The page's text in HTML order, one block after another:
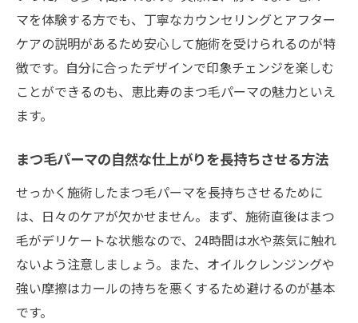
マを体験する方でも、丁寧なカウンセリングとアフター
ケアの説明があるため安心して施術を受けられるのが特
徴です。自分に合ったデザインで印象チェンジを楽しむ
ことができるのも、恵比寿のまつ毛パーマの魅力といえ
ます。
まつ毛パーマの自然な仕上がりを長持ちさせる方法
せっかく施術したまつ毛パーマを長持ちさせるために
は、日々のケアが欠かせません。まず、施術直後はまつ
毛がデリケートな状態なので、24時間は水や蒸気に触れ
ないよう注意しましょう。また、オイルクレンジングや
強い摩擦はカールの持ちを悪くするため避けるのが基本
です。